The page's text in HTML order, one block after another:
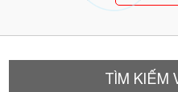
TÌM KIẾM